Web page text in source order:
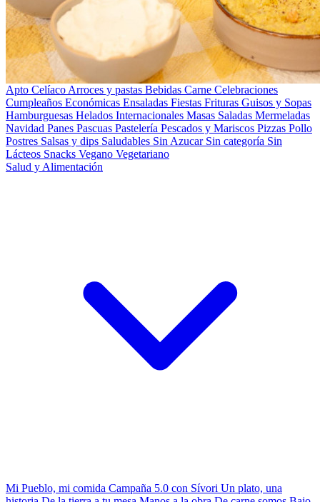
Apto Celíaco Arroces y pastas Bebidas Carne Celebraciones
Cumpleaños Económicas Ensaladas Fiestas Frituras Guisos y Sopas
Hamburguesas Helados Internacionales Masas Saladas Mermeladas
Navidad Panes Pascuas Pastelería Pescados y Mariscos Pizzas Pollo
Postres Salsas y dips Saludables Sin Azucar Sin categoría Sin
Lácteos Snacks Vegano Vegetariano
Salud y Alimentación
Mi Pueblo, mi comida Campaña 5.0 con Sívori Un plato, una